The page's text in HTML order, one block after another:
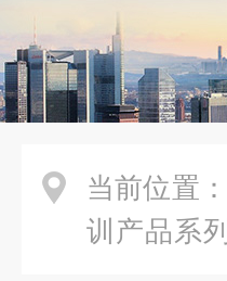
当前位置：
训产品系列